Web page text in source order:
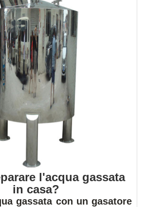
l'acqua gassata
in casa?
gassata con un gasatore